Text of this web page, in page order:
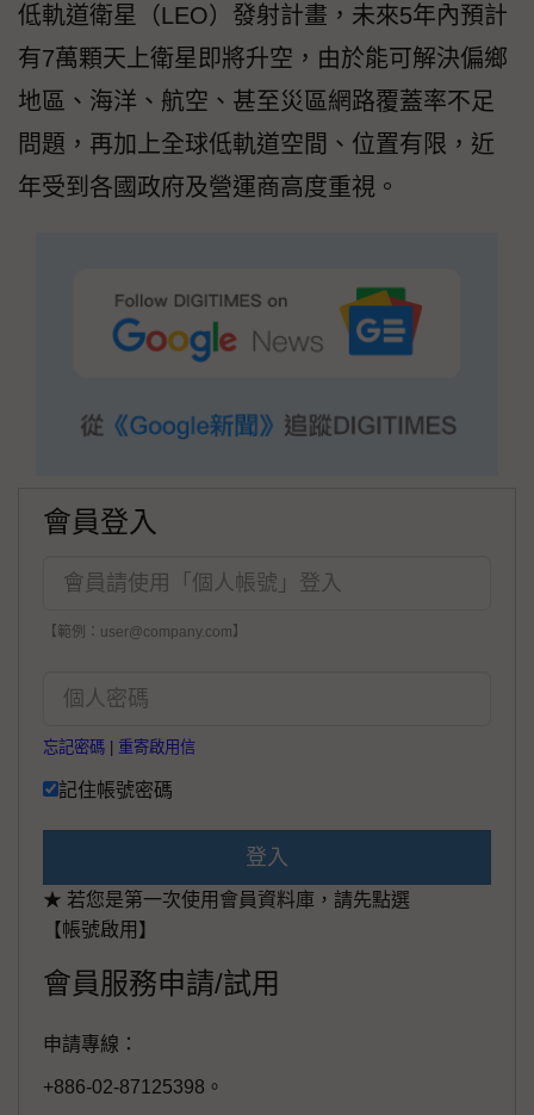
低軌道衛星（LEO）發射計畫，未來5年內預計
有7萬顆天上衛星即將升空，由於能可解決偏鄉
地區、海洋、航空、甚至災區網路覆蓋率不足
問題，再加上全球低軌道空間、位置有限，近
年受到各國政府及營運商高度重視。
會員登入
【範例：user@company.com】
忘記密碼 重寄啟用信
記住帳號密碼
登入
★ 若您是第一次使用會員資料庫，請先點選
【帳號啟用】
會員服務申請/試用
申請專線：
+886-02-87125398。